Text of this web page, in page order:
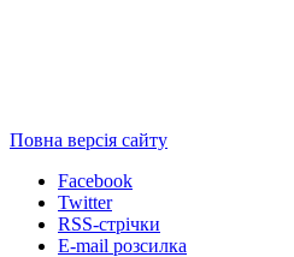
Повна версія сайту
Facebook
Twitter
RSS-стрічки
E-mail розсилка